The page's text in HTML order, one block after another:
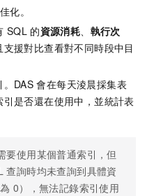
化。
SQL 的資源消耗、 執行次
支援對比查看對不同時段中目
。DAS 會在每天淩晨採集表
是否還在使用中，並統計表
要使用某個普通索引，但
查詢時均未查詢到具體資
0），無法記錄索引使用